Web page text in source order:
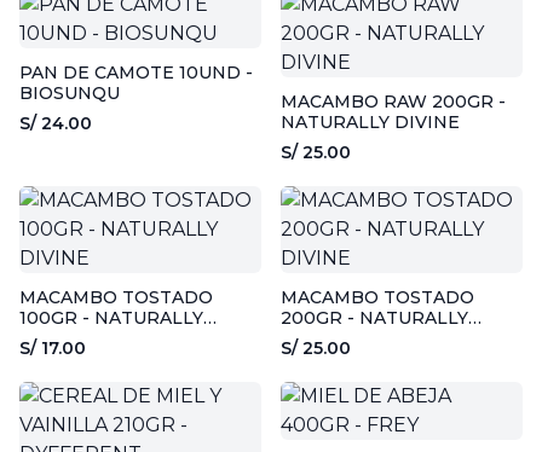
PAN DE CAMOTE 10UND -
BIOSUNQU
S/ 24.00
MACAMBO RAW 200GR -
NATURALLY DIVINE
S/ 25.00
MACAMBO TOSTADO
100GR - NATURALLY
DIVINE
S/ 17.00
MACAMBO TOSTADO
200GR - NATURALLY
DIVINE
S/ 25.00